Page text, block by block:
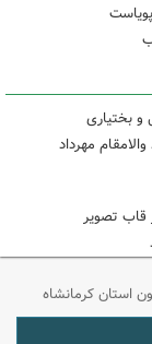
و بختیاری
مهرداد
قاب تصویر
استان کرمانشاه